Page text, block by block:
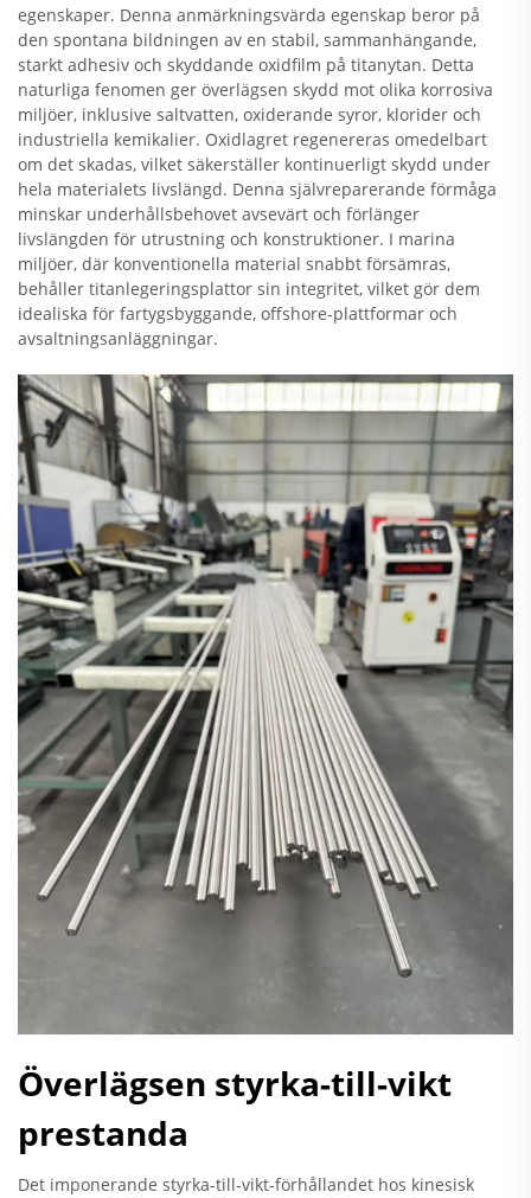
egenskaper. Denna anmärkningsvärda egenskap beror på
den spontana bildningen av en stabil, sammanhängande,
starkt adhesiv och skyddande oxidfilm på titanytan. Detta
naturliga fenomen ger överlägsen skydd mot olika korrosiva
miljöer, inklusive saltvatten, oxiderande syror, klorider och
industriella kemikalier. Oxidlagret regenereras omedelbart
om det skadas, vilket säkerställer kontinuerligt skydd under
hela materialets livslängd. Denna självreparerande förmåga
minskar underhållsbehovet avsevärt och förlänger
livslängden för utrustning och konstruktioner. I marina
miljöer, där konventionella material snabbt försämras,
behåller titanlegeringsplattor sin integritet, vilket gör dem
idealiska för fartygsbyggande, offshore-plattformar och
avsaltningsanläggningar.
Överlägsen styrka-till-vikt
prestanda
Det imponerande styrka-till-vikt-förhållandet hos kinesisk